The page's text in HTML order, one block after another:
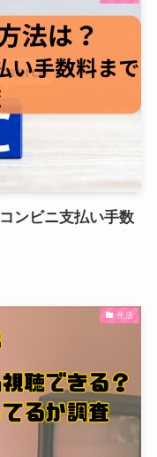
ンビニ支払い手数
生活